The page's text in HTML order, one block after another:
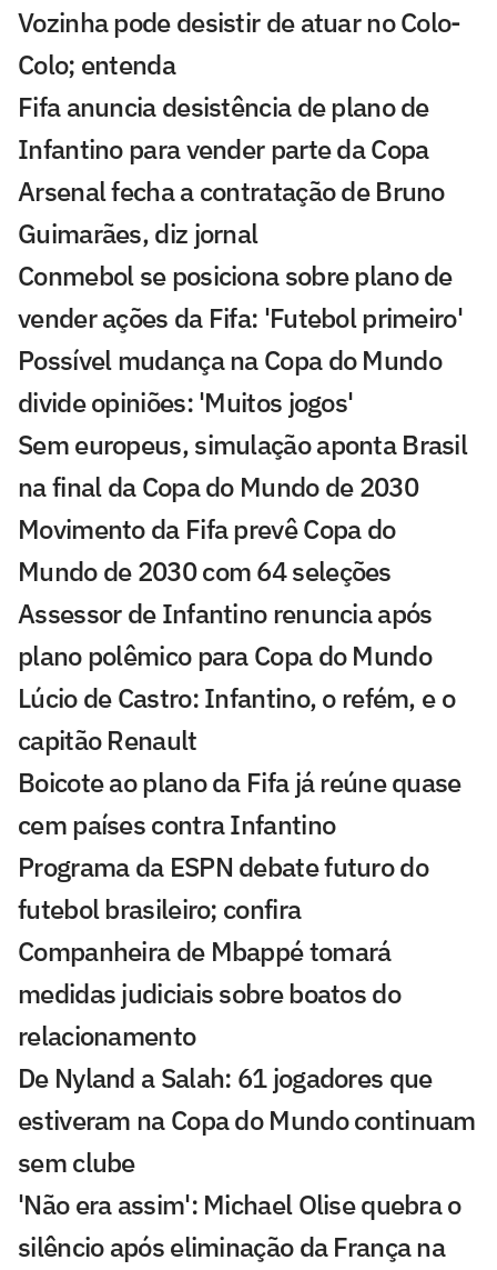
Vozinha pode desistir de atuar no Colo-
Colo; entenda
Fifa anuncia desistência de plano de
Infantino para vender parte da Copa
Arsenal fecha a contratação de Bruno
Guimarães, diz jornal
Conmebol se posiciona sobre plano de
vender ações da Fifa: 'Futebol primeiro'
Possível mudança na Copa do Mundo
divide opiniões: 'Muitos jogos'
Sem europeus, simulação aponta Brasil
na final da Copa do Mundo de 2030
Movimento da Fifa prevê Copa do
Mundo de 2030 com 64 seleções
Assessor de Infantino renuncia após
plano polêmico para Copa do Mundo
Lúcio de Castro: Infantino, o refém, e o
capitão Renault
Boicote ao plano da Fifa já reúne quase
cem países contra Infantino
Programa da ESPN debate futuro do
futebol brasileiro; confira
Companheira de Mbappé tomará
medidas judiciais sobre boatos do
relacionamento
De Nyland a Salah: 61 jogadores que
estiveram na Copa do Mundo continuam
sem clube
'Não era assim': Michael Olise quebra o
silêncio após eliminação da França na